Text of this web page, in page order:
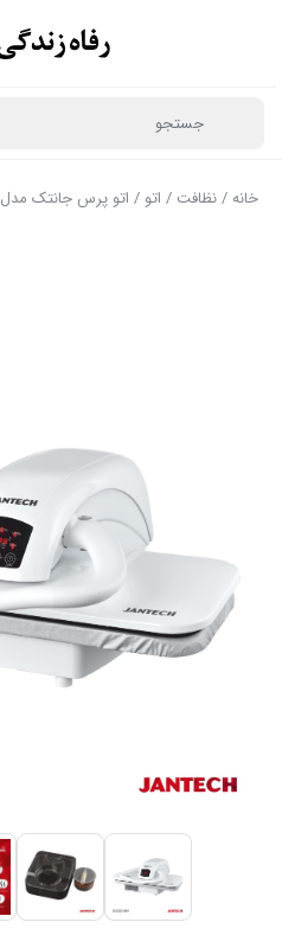
خانه/نظافت / اتو / اتو پرس جانتک مدل ۵۵۰۰ رنگ سفید